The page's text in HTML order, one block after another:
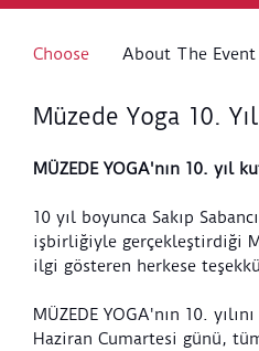
Choose About The Event
Müzede Yoga 10.
MÜZEDE YOGA'nın 10. yıl
10 yıl boyunca Sakıp
işbirliğiyle gerçekleştirdiği
ilgi gösteren herkese
MÜZEDE YOGA'nın 10.
Haziran Cumartesi günü,